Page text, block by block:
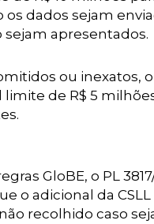
os dados sejam
sejam apresentados.
ou inexatos,
de R$ 5
GloBE, o PL
o adicional da CSLL
recolhido caso